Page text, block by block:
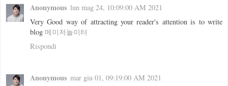
Anonymous lun mag 24, 10:09:00 AM 2021
Very Good way of attracting your reader's attention is to write
blog 메이저놀이터
Rispondi
Anonymous mar giu 01, 09:19:00 AM 2021